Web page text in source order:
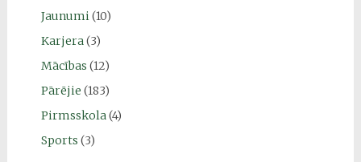
Jaunumi(10)
Karjera(3)
Mācības (12)
Pārējie (183)
Pirmsskola(4)
Sports (3)